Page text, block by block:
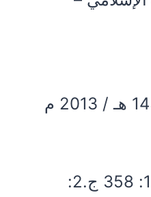
عدد الصفحات: ج.1: 358 ج.2: